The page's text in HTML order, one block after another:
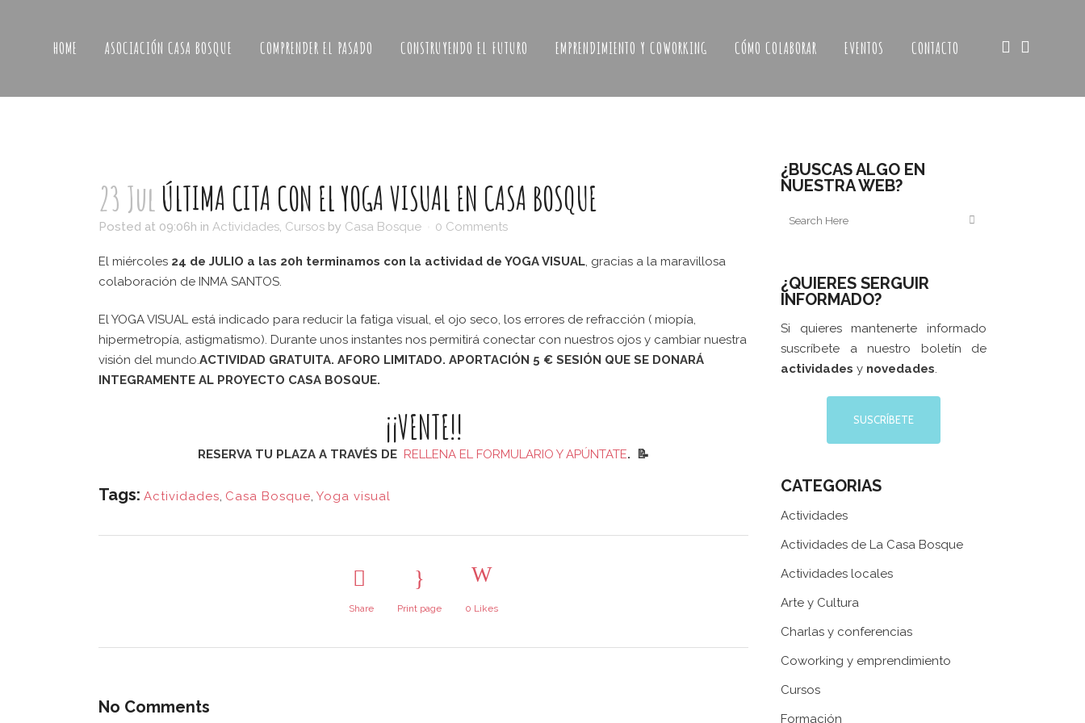
HOME ASOCIACIÓN CASA BOSQUE COMPRENDER EL PASADO CONSTRUYENDO EL FUTURO EMPRENDIMIENTO Y COWORKING CÓMO COLABORAR EVENTOS CONTACTO
23 Jul ÚLTIMA CITA CON EL YOGA VISUAL EN CASA BOSQUE
Posted at 09:06h in Actividades, Cursos by Casa Bosque 0 Comments
El miércoles 24 de JULIO a las 20h terminamos con la actividad de YOGA VISUAL, gracias a la maravillosa
colaboración de INMA SANTOS.
El YOGA VISUAL está indicado para reducir la fatiga visual, el ojo seco, los errores de refracción ( miopía,
hipermetropía, astigmatismo). Durante unos instantes nos permitirá conectar con nuestros ojos y cambiar nuestra
visión del mundo.ACTIVIDAD GRATUITA. AFORO LIMITADO. APORTACIÓN 5 € SESIÓN QUE SE DONARÁ
INTEGRAMENTE AL PROYECTO CASA BOSQUE.
¡¡VENTE!!
RESERVA TU PLAZA A TRAVÉS DE RELLENA EL FORMULARIO Y APÚNTATE. 📝
Tags: Actividades, Casa Bosque, Yoga visual
Share Print page 0 Likes
No Comments
¿BUSCAS ALGO EN
NUESTRA WEB?
¿QUIERES SERGUIR
INFORMADO?
Si quieres mantenerte informado
suscríbete a nuestro boletín de
actividades y novedades.
SUSCRÍBETE
CATEGORIAS
Actividades
Actividades de La Casa Bosque
Actividades locales
Arte y Cultura
Charlas y conferencias
Coworking y emprendimiento
Cursos
Formación